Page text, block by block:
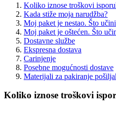
Koliko iznose troškovi
Kada stiže moja narudžba?
Moj paket je nestao. Što
Moj paket je oštećen. Što
Dostavne službe
Ekspresna dostava
Carinjenje
Posebne mogućnosti dostave
Materijali za pakiranje
Koliko iznose troškovi